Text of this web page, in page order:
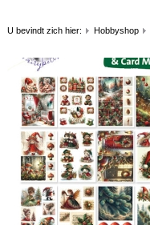
U bevindt zich hier: Hobbyshop